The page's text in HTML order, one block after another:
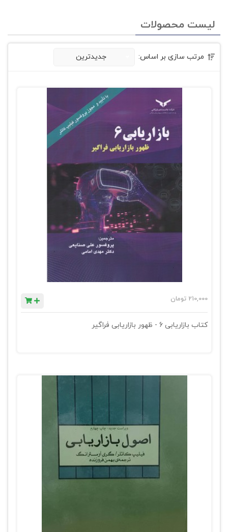
لیست محصولات
مرتب سازی بر اساس: جدیدترین
210,000 تومان
کتاب بازاریابی 6 - ظهور بازاریابی فراگیر